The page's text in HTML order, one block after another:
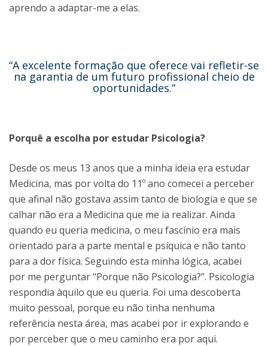
aprendo a adaptar-me a elas.
“A excelente formação que oferece vai refletir-se
na garantia de um futuro profissional cheio de
oportunidades.”
Porquê a escolha por estudar Psicologia?
Desde os meus 13 anos que a minha ideia era estudar
Medicina, mas por volta do 11º ano comecei a perceber
que afinal não gostava assim tanto de biologia e que se
calhar não era a Medicina que me ia realizar. Ainda
quando eu queria medicina, o meu fascínio era mais
orientado para a parte mental e psíquica e não tanto
para a dor física. Seguindo esta minha lógica, acabei
por me perguntar “Porque não Psicologia?”. Psicologia
respondia àquilo que eu queria. Foi uma descoberta
muito pessoal, porque eu não tinha nenhuma
referência nesta área, mas acabei por ir explorando e
por perceber que o meu caminho era por aqui.